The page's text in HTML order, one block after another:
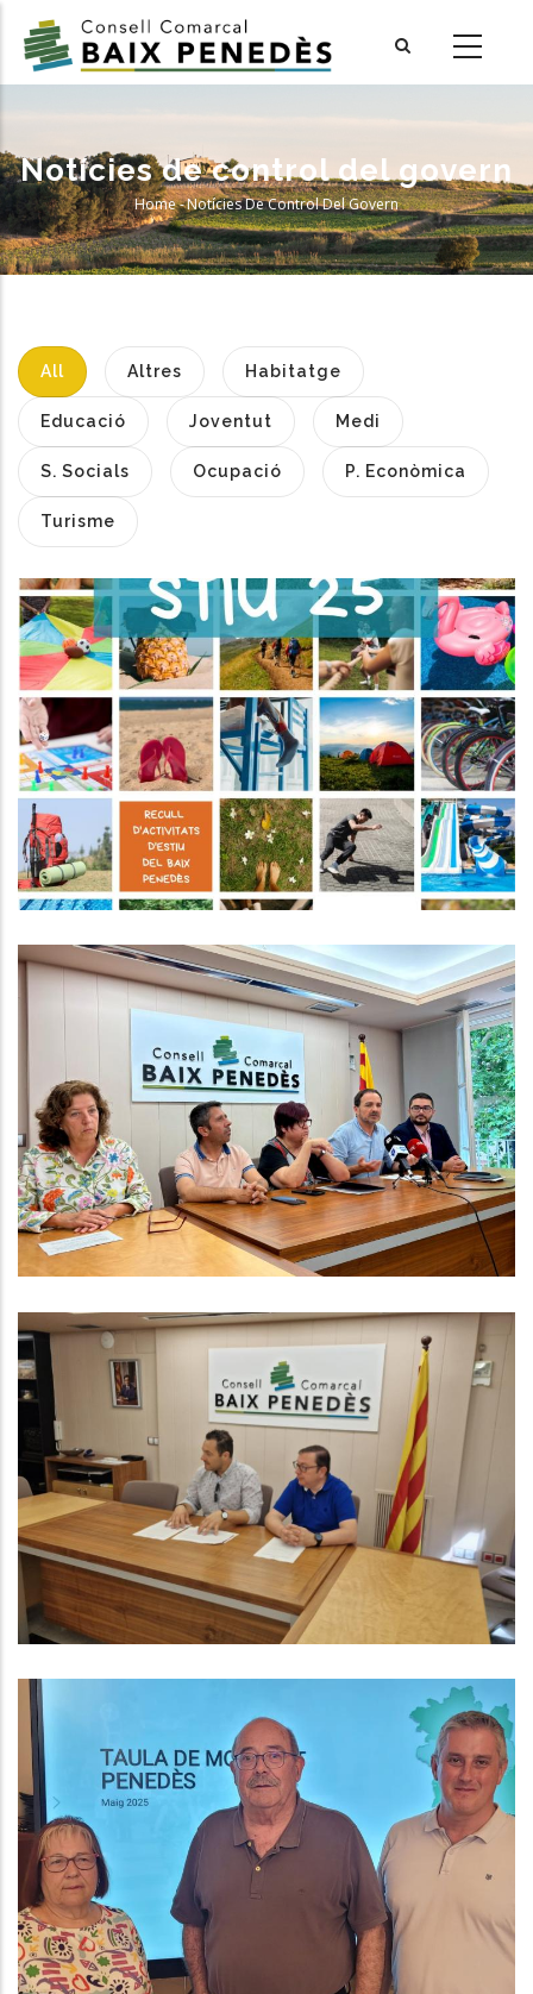
main
Notícies de control del govern
Breadcrumb
Home-Notícies De Control Del Govern
All Altres Habitatge
Educació Joventut Medi
S. Socials Ocupació P. Econòmica
Turisme
L' STIU25! El Recull D’activitats
D’estiu Per A Infants I Joves De
Tota La Comarca!
Joventut
El Consell Comarcal Impulsa Un
Projecte Pioner Per Reduir El
Malbaratament Alimentari Als
Menjadors Escolars Del Baix
Penedès
Altres,Educació
El Consell Comarcal Del Baix
Penedès Gestionarà Un Nou
Programa Del SOC Que Permetrà
La Contractació De 25 Persones A
L’atur
Ocupació, P. econòmica
El Consell Comarcal Celebra
L’acord Per Posar En Marxa Dues
Línies De Bus Exprés Entre El Baix
Penedès I Barcelona
Altres P. econòmica